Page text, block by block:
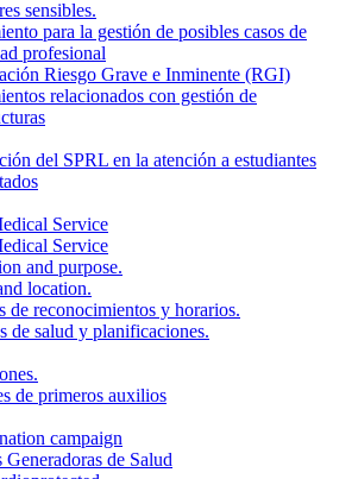
sensibles.
para la gestión de posibles casos de
profesional
Riesgo Grave e Inminente (RGI)
relacionados con gestión de
del SPRL en la atención a estudiantes
Service
Service
and purpose.
location.
de reconocimientos y horarios.
de salud y planificaciones.
de primeros auxilios
campaign
Generadoras de Salud